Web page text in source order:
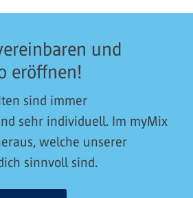
und
eröffnen!
sind immer
sehr individuell. Im myMix
welche unserer
sinnvoll sind.